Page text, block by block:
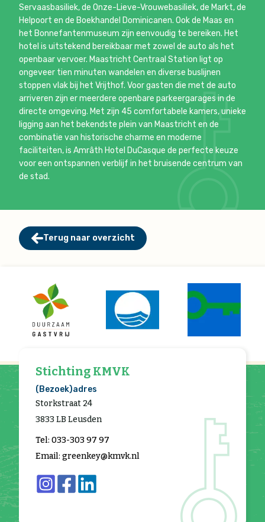
Servaasbasiliek, de Onze-Lieve-Vrouwebasiliek, de Markt, de
Helpoort en de Boekhandel Dominicanen. Ook de Maas en
het Bonnefantenmuseum zijn eenvoudig te bereiken. Het
hotel is uitstekend bereikbaar met zowel de auto als het
openbaar vervoer. Maastricht Centraal Station ligt op
ongeveer tien minuten wandelen en diverse buslijnen
stoppen vlak bij het Vrijthof. Voor gasten die met de auto
arriveren zijn er meerdere openbare parkeergarages in de
directe omgeving. Met zijn 45 comfortabele kamers, unieke
ligging aan het bekendste plein van Maastricht en de
combinatie van historische charme en moderne
faciliteiten, is Amrâth Hotel DuCasque de perfecte keuze
voor een ontspannen verblijf in het bruisende centrum van
de stad.
Terug naar overzicht
Stichting KMVK
(Bezoek)adres
Storkstraat 24
3833 LB Leusden
Tel: 033-303 97 97
Email: greenkey@kmvk.nl